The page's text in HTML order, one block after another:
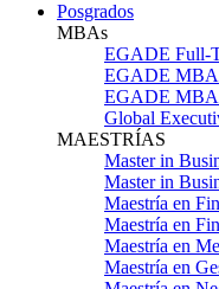
Posgrados
MBAs
EGADE Full-
EGADE MBA
EGADE MBA
Global
MAESTRÍAS
Master in
Master in
Maestría en
Maestría en
Maestría en
Maestría en